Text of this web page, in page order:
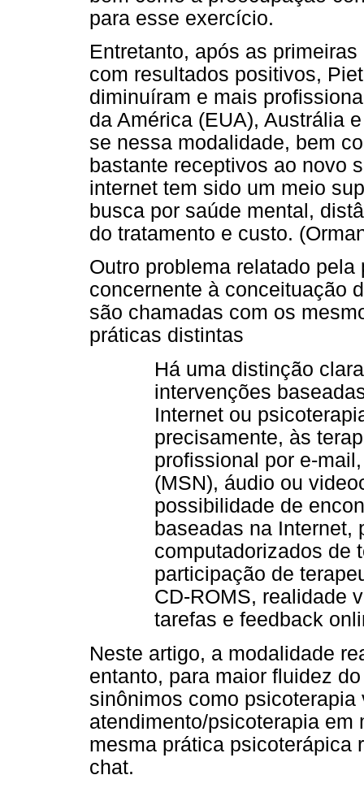
para esse exercício.
Entretanto, após as
com resultados positivos,
diminuíram e mais
da América (EUA), Austrália
se nessa modalidade, bem
bastante receptivos ao novo
internet tem sido um meio
busca por saúde mental,
do tratamento e custo.
Outro problema relatado
concernente à conceituação
são chamadas com os
práticas distintas
Há uma distinção
intervenções
Internet ou
precisamente, às
profissional por e-
(MSN), áudio ou
possibilidade de
baseadas na Internet,
computadorizados de
participação de
CD-ROMS, realidade
tarefas e feedback
Neste artigo, a modalidade
entanto, para maior fluidez
sinônimos como
atendimento/psicoterapia
mesma prática psicoterápica
chat.